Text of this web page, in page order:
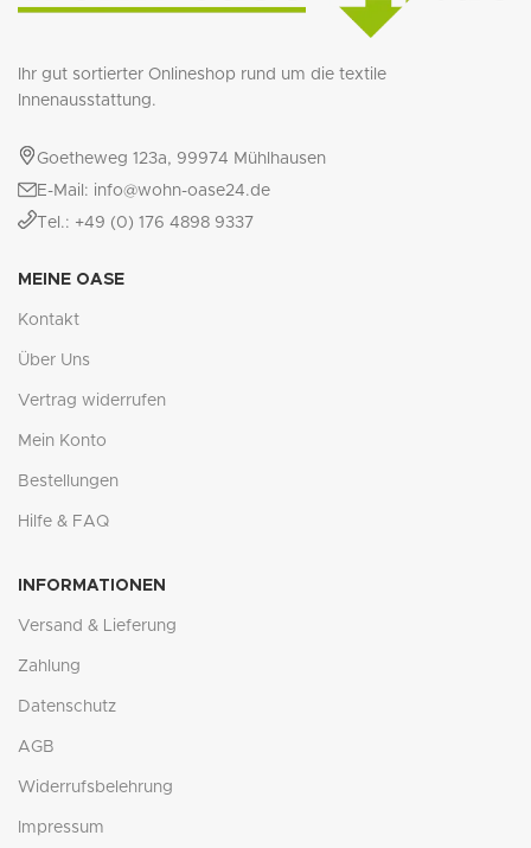
Ihr gut sortierter Onlineshop rund um die textile
Innenausstattung.
Goetheweg 123a, 99974 Mühlhausen
E-Mail: info@wohn-oase24.de
Tel.: +49 (0) 176 4898 9337
MEINE OASE
Kontakt
Über Uns
Vertrag widerrufen
Mein Konto
Bestellungen
Hilfe & FAQ
INFORMATIONEN
Versand & Lieferung
Zahlung
Datenschutz
AGB
Widerrufsbelehrung
Impressum